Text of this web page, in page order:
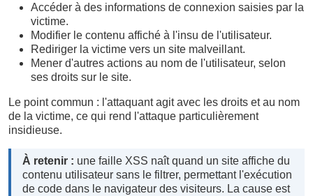
Accéder à des informations de connexion saisies par la
victime.
Modifier le contenu affiché à l'insu de l'utilisateur.
Rediriger la victime vers un site malveillant.
Mener d'autres actions au nom de l'utilisateur, selon
ses droits sur le site.
Le point commun : l'attaquant agit avec les droits et au nom
de la victime, ce qui rend l'attaque particulièrement
insidieuse.
À retenir : une faille XSS naît quand un site affiche du
contenu utilisateur sans le filtrer, permettant l'exécution
de code dans le navigateur des visiteurs. La cause est